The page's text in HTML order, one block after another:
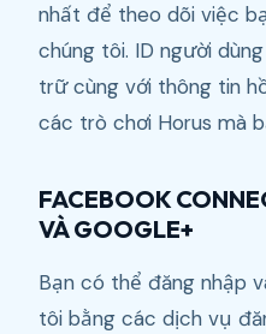
nhất để theo dõi việc
chúng tôi. ID người
trữ cùng với thông tin
các trò chơi Horus mà
FACEBOOK
VÀ GOOGLE+
Bạn có thể đăng nhập
tôi bằng các dịch vụ